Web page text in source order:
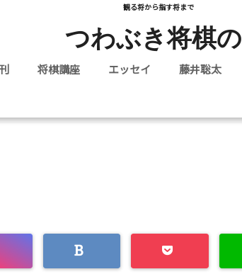
観る将から指す将まで
つわぶき将棋
将棋講座 エッセイ 藤井聡太